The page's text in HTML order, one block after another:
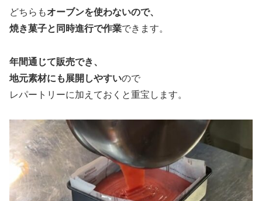
どちらもオーブンを使わないので、
焼き菓子と同時進行で作業できます。
年間通じて販売でき、
地元素材にも展開しやすいので
レパートリーに加えておくと重宝します。